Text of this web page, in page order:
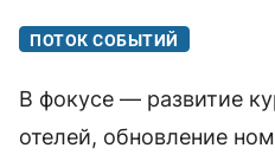
ПОТОК СОБЫТИЙ
В фокусе — развитие
отелей, обновление